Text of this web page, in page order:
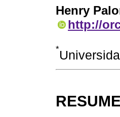
Henry
http://
*